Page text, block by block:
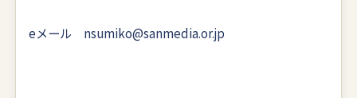
eメール nsumiko@sanmedia.or.jp